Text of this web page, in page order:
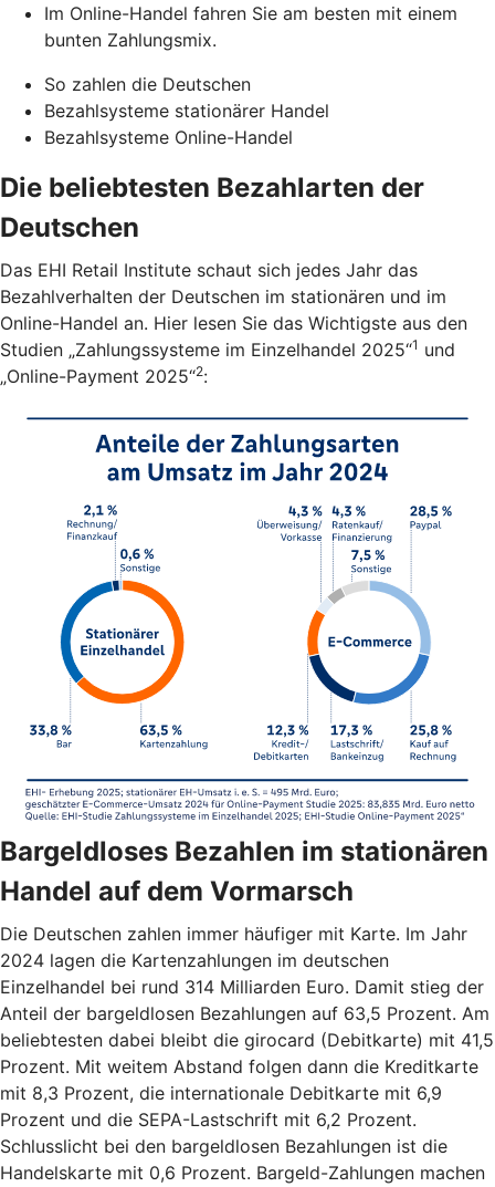
Im Online-Handel fahren Sie am besten mit einem
bunten Zahlungsmix.
So zahlen die Deutschen
Bezahlsysteme stationärer Handel
Bezahlsysteme Online-Handel
Die beliebtesten Bezahlarten der
Deutschen
Das EHI Retail Institute schaut sich jedes Jahr das
Bezahlverhalten der Deutschen im stationären und im
Online-Handel an. Hier lesen Sie das Wichtigste aus den
Studien „Zahlungssysteme im Einzelhandel 2025“1 und
„Online-Payment 2025“2:
Bargeldloses Bezahlen im stationären
Handel auf dem Vormarsch
Die Deutschen zahlen immer häufiger mit Karte. Im Jahr
2024 lagen die Kartenzahlungen im deutschen
Einzelhandel bei rund 314 Milliarden Euro. Damit stieg der
Anteil der bargeldlosen Bezahlungen auf 63,5 Prozent. Am
beliebtesten dabei bleibt die girocard (Debitkarte) mit 41,5
Prozent. Mit weitem Abstand folgen dann die Kreditkarte
mit 8,3 Prozent, die internationale Debitkarte mit 6,9
Prozent und die SEPA-Lastschrift mit 6,2 Prozent.
Schlusslicht bei den bargeldlosen Bezahlungen ist die
Handelskarte mit 0,6 Prozent. Bargeld-Zahlungen machen